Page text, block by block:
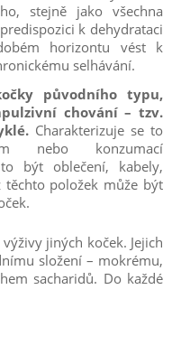
stejně jako všechna
k dehydrataci
horizontu vést k
selhávání.
původního typu,
chování – tzv.
Charakterizuje se to
nebo konzumací
být oblečení, kabely,
položek může být
jiných koček. Jejich
složení – mokrému,
sacharidů. Do každé